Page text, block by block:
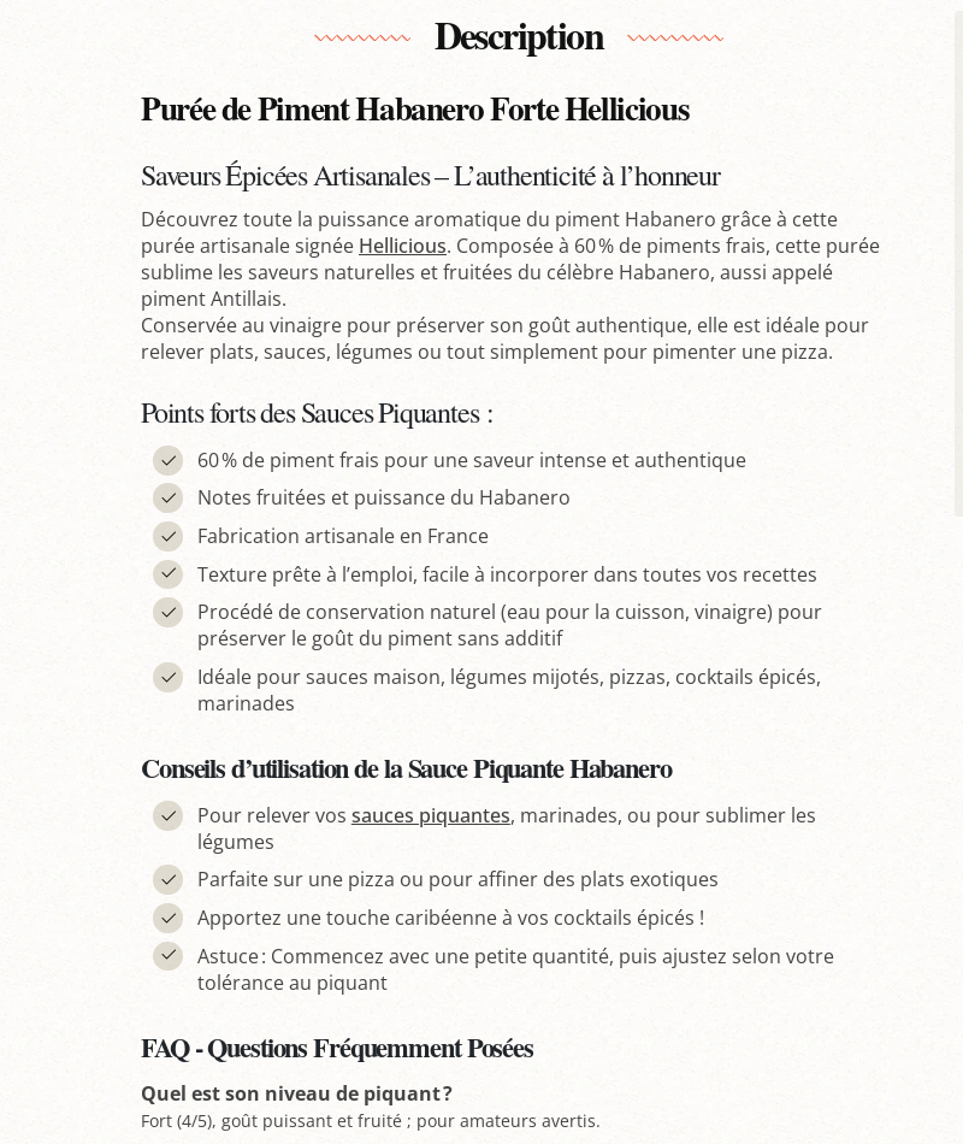
Description
Purée de Piment Habanero Forte Hellicious
Saveurs Épicées Artisanales – L’authenticité à l’honneur
Découvrez toute la puissance aromatique du piment Habanero grâce à cette
purée artisanale signée Hellicious. Composée à 60 % de piments frais, cette purée
sublime les saveurs naturelles et fruitées du célèbre Habanero, aussi appelé
piment Antillais.
Conservée au vinaigre pour préserver son goût authentique, elle est idéale pour
relever plats, sauces, légumes ou tout simplement pour pimenter une pizza.
Points forts des Sauces Piquantes :
60 % de piment frais pour une saveur intense et authentique
Notes fruitées et puissance du Habanero
Fabrication artisanale en France
Texture prête à l’emploi, facile à incorporer dans toutes vos recettes
Procédé de conservation naturel (eau pour la cuisson, vinaigre) pour
préserver le goût du piment sans additif
Idéale pour sauces maison, légumes mijotés, pizzas, cocktails épicés,
marinades
Conseils d’utilisation de la Sauce Piquante Habanero
Pour relever vos sauces piquantes, marinades, ou pour sublimer les
légumes
Parfaite sur une pizza ou pour affiner des plats exotiques
Apportez une touche caribéenne à vos cocktails épicés !
Astuce : Commencez avec une petite quantité, puis ajustez selon votre
tolérance au piquant
FAQ - Questions Fréquemment Posées
Quel est son niveau de piquant ?
Fort (4/5), goût puissant et fruité ; pour amateurs avertis.